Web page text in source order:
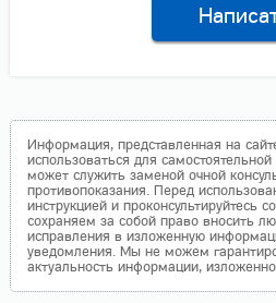
Информация, представленная на
использоваться для
может служить заменой очной
противопоказания. Перед
инструкцией и проконсультируйтесь
сохраняем за собой право вносить
исправления в изложенную
уведомления. Мы не можем
актуальность информации,